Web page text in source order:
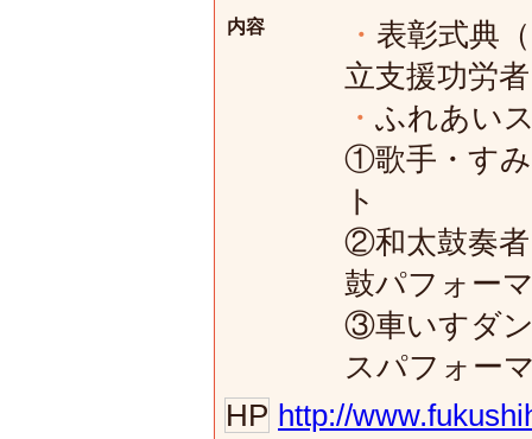
内容 ・ 表彰式典
立支援功労
・ ふれあい
①歌手・す
ト
②和太鼓奏
鼓パフォー
③車いすダ
スパフォー
HP http://